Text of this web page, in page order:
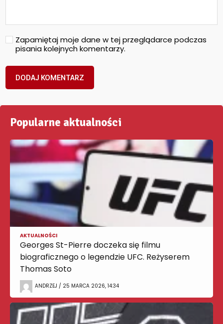
Zapamiętaj moje dane w tej przeglądarce podczas
pisania kolejnych komentarzy.
Popularne aktualności
AKTUALNOŚCI
Georges St-Pierre doczeka się filmu
biograficznego o legendzie UFC. Reżyserem
Thomas Soto
ANDRZEJ / 25 MARCA 2026, 14:34